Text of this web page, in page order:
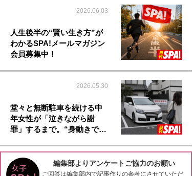
2026.06.03
人生後半の“賢い生き方”が
わかるSPA!メールマガジン
会員募集中！
2026.05.30
堂々と無断駐車を続ける中
年女性が「泣きながら謝
罪」するまで。“身動きで…